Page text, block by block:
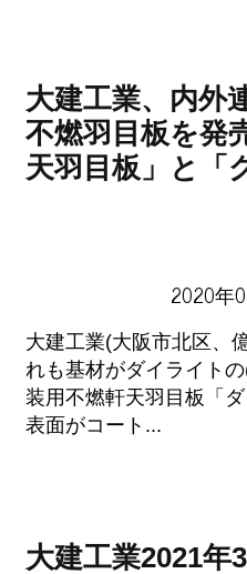
大建工業、内外
不燃羽目板を発
天羽目板」と「
2020年
大建工業(大阪市北区、
れも基材がダイライト
装用不燃軒天羽目板「
表面がコート...
大建工業2021年